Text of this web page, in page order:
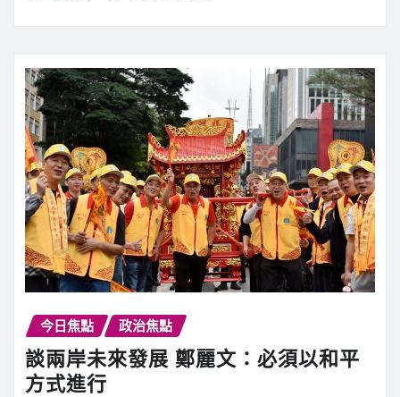
今日焦點 政治焦點
談兩岸未來發展 鄭麗文：必須以和平
方式進行